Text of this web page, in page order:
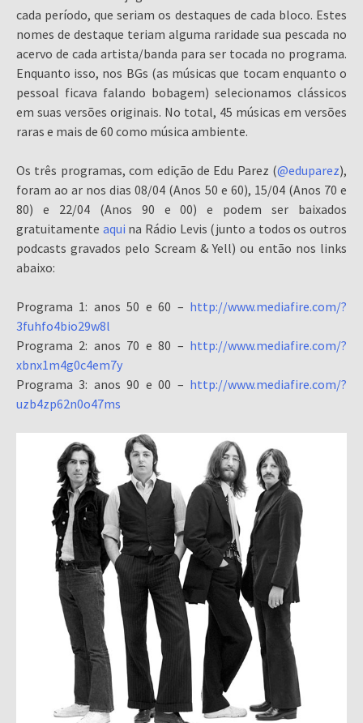
cada período, que seriam os destaques de cada bloco. Estes
nomes de destaque teriam alguma raridade sua pescada no
acervo de cada artista/banda para ser tocada no programa.
Enquanto isso, nos BGs (as músicas que tocam enquanto o
pessoal ficava falando bobagem) selecionamos clássicos
em suas versões originais. No total, 45 músicas em versões
raras e mais de 60 como música ambiente.
Os três programas, com edição de Edu Parez (@eduparez),
foram ao ar nos dias 08/04 (Anos 50 e 60), 15/04 (Anos 70 e
80) e 22/04 (Anos 90 e 00) e podem ser baixados
gratuitamente aqui na Rádio Levis (junto a todos os outros
podcasts gravados pelo Scream & Yell) ou então nos links
abaixo:
Programa 1: anos 50 e 60 – http://www.mediafire.com/?
3fuhfo4bio29w8l
Programa 2: anos 70 e 80 – http://www.mediafire.com/?
xbnx1m4g0c4em7y
Programa 3: anos 90 e 00 – http://www.mediafire.com/?
uzb4zp62n0o47ms